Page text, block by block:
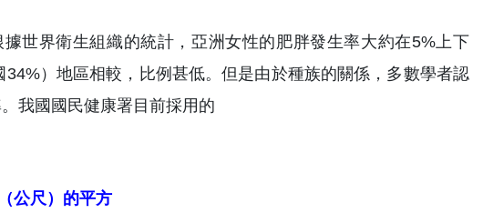
世界衛生組織的統計，亞洲女性的肥胖發生率大約在5%上下
）地區相較，比例甚低。但是由於種族的關係，多數學者認
我國國民健康署目前採用的
公尺）的平方